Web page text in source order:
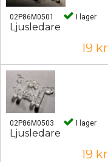
02P86M0501 I lager
Ljusledare
19 kr
02P86M0503 I lager
Ljusledare
19 kr